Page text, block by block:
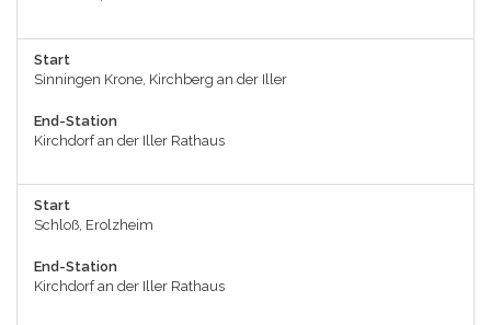
Start
Sinningen Krone, Kirchberg an der Iller
End-Station
Kirchdorf an der Iller Rathaus
Start
Schloß, Erolzheim
End-Station
Kirchdorf an der Iller Rathaus